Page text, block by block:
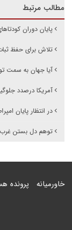
مطالب مرتبط
پایان دوران
تلاش برای حفظ
آیا جهان به سمت
آمریکا درصدد
در انتظار پایان
توهم دل بستن غرب
خاورمیانه پرونده